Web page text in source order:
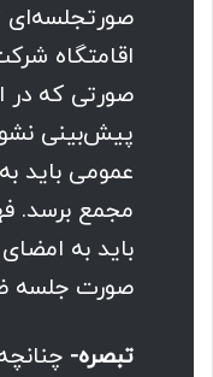
صورتجلسه‌ای
اقامتگاه
صورتی که در
پیش‌بینی
عمومی باید
مجمع برسد.
باید به
صورت جلسه
تبصره-